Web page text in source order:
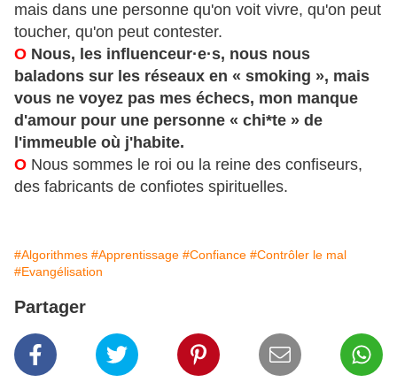
mais dans une personne qu'on voit vivre, qu'on peut
toucher, qu'on peut contester.
O Nous, les influenceur·e·s, nous nous
baladons sur les réseaux en « smoking », mais
vous ne voyez pas mes échecs, mon manque
d'amour pour une personne « chi*te » de
l'immeuble où j'habite.
O Nous sommes le roi ou la reine des confiseurs,
des fabricants de confiotes spirituelles.
#Algorithmes #Apprentissage #Confiance #Contrôler le mal
#Evangélisation
Partager